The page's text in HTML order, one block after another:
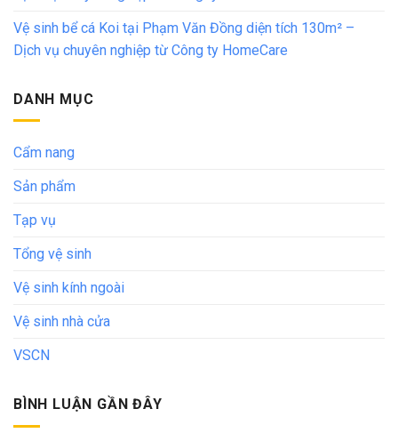
Vệ sinh bể cá Koi tại Phạm Văn Đồng diện tích 130m² –
Dịch vụ chuyên nghiệp từ Công ty HomeCare
DANH MỤC
Cẩm nang
Sản phẩm
Tạp vụ
Tổng vệ sinh
Vệ sinh kính ngoài
Vệ sinh nhà cửa
VSCN
BÌNH LUẬN GẦN ĐÂY